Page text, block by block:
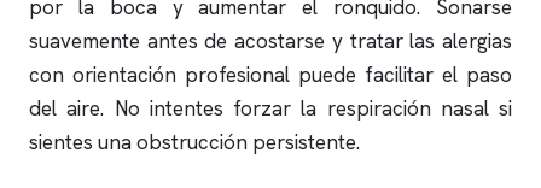
por la boca y aumentar el ronquido. Sonarse
suavemente antes de acostarse y tratar las alergias
con orientación profesional puede facilitar el paso
del aire. No intentes forzar la respiración nasal si
sientes una obstrucción persistente.